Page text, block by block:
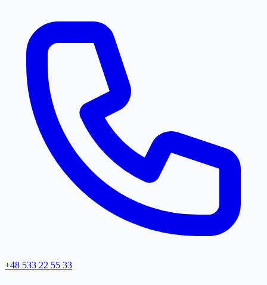
+48 533 22 55 33